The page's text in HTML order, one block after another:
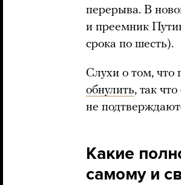
перерыва. В
и преемник
срока по шесть).
Слухи о том, что
обнулить, так
не
Какие
самому и